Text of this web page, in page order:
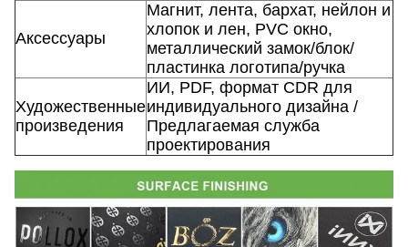
Аксессуары
Магнит, лента, бархат, нейлон и
хлопок и лен, PVC окно,
металлический замок/блок/
пластинка логотипа/ручка
Художественные
произведения
ИИ, PDF, формат CDR для
индивидуального дизайна /
Предлагаемая служба
проектирования